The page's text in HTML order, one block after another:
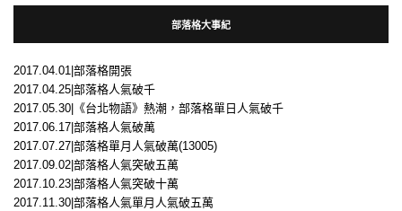
部落格大事紀
2017.04.01|部落格開張
2017.04.25|部落格人氣破千
2017.05.30|《台北物語》熱潮，部落格單日人氣破千
2017.06.17|部落格人氣破萬
2017.07.27|部落格單月人氣破萬(13005)
2017.09.02|部落格人氣突破五萬
2017.10.23|部落格人氣突破十萬
2017.11.30|部落格人氣單月人氣破五萬